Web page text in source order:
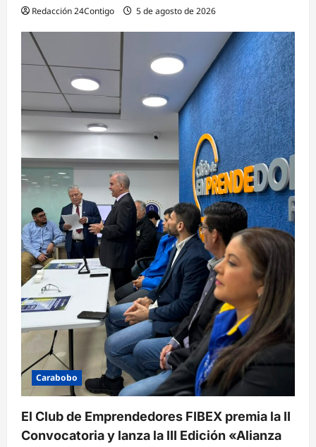
Redacción 24Contigo 5 de agosto de 2026
Carabobo
El Club de Emprendedores FIBEX premia la II
Convocatoria y lanza la III Edición «Alianza